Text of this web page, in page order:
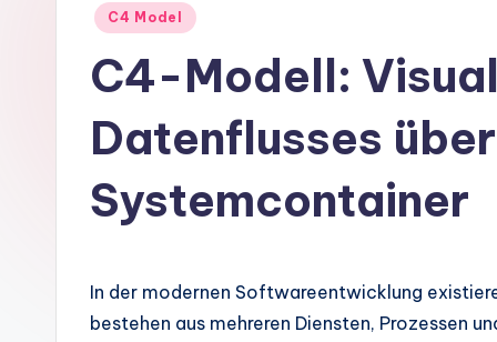
Posted
C4 Model
C4-Modell:
Datenflusses
Systemcontainer
In der modernen Softwareentwicklung
bestehen aus mehreren Diensten, Prozessen